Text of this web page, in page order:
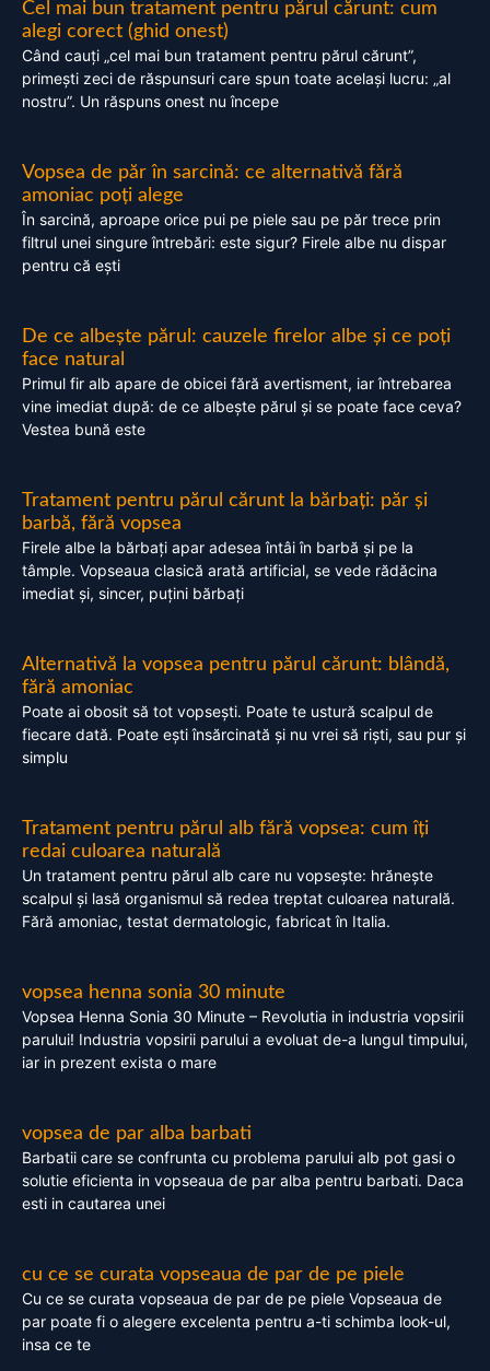
Cel mai bun tratament pentru părul cărunt: cum
alegi corect (ghid onest)
Când cauți „cel mai bun tratament pentru părul cărunt”,
primești zeci de răspunsuri care spun toate același lucru: „al
nostru”. Un răspuns onest nu începe
Vopsea de păr în sarcină: ce alternativă fără
amoniac poți alege
În sarcină, aproape orice pui pe piele sau pe păr trece prin
filtrul unei singure întrebări: este sigur? Firele albe nu dispar
pentru că ești
De ce albește părul: cauzele firelor albe și ce poți
face natural
Primul fir alb apare de obicei fără avertisment, iar întrebarea
vine imediat după: de ce albește părul și se poate face ceva?
Vestea bună este
Tratament pentru părul cărunt la bărbați: păr și
barbă, fără vopsea
Firele albe la bărbați apar adesea întâi în barbă și pe la
tâmple. Vopseaua clasică arată artificial, se vede rădăcina
imediat și, sincer, puțini bărbați
Alternativă la vopsea pentru părul cărunt: blândă,
fără amoniac
Poate ai obosit să tot vopsești. Poate te ustură scalpul de
fiecare dată. Poate ești însărcinată și nu vrei să riști, sau pur și
simplu
Tratament pentru părul alb fără vopsea: cum îți
redai culoarea naturală
Un tratament pentru părul alb care nu vopsește: hrănește
scalpul și lasă organismul să redea treptat culoarea naturală.
Fără amoniac, testat dermatologic, fabricat în Italia.
vopsea henna sonia 30 minute
Vopsea Henna Sonia 30 Minute – Revolutia in industria vopsirii
parului! Industria vopsirii parului a evoluat de-a lungul timpului,
iar in prezent exista o mare
vopsea de par alba barbati
Barbatii care se confrunta cu problema parului alb pot gasi o
solutie eficienta in vopseaua de par alba pentru barbati. Daca
esti in cautarea unei
cu ce se curata vopseaua de par de pe piele
Cu ce se curata vopseaua de par de pe piele Vopseaua de
par poate fi o alegere excelenta pentru a-ti schimba look-ul,
insa ce te